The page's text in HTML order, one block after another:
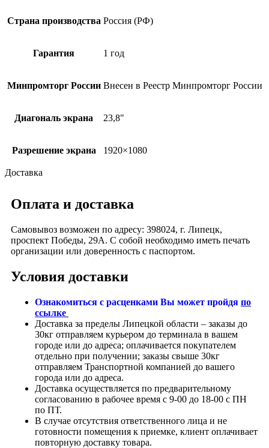
Страна производства Россия (РФ)
Гарантия 1 год
Минпромторг России Внесен в Реестр Минпромторг России
Диагональ экрана 23,8"
Разрешение экрана 1920×1080
Доставка
Оплата и доставка
Самовывоз возможен по адресу: 398024, г. Липецк,
проспект Победы, 29А. С собой необходимо иметь печать
организации или доверенность с паспортом.
Условия доставки
Ознакомиться с расценками Вы может пройдя по
ссылке
Доставка за пределы Липецкой области – заказы до
30кг отправляем курьером до терминала в вашем
городе или до адреса; оплачивается покупателем
отдельно при получении; заказы свыше 30кг
отправляем Транспортной компанией до вашего
города или до адреса.
Доставка осуществляется по предварительному
согласованию в рабочее время с 9-00 до 18-00 с ПН
по ПТ.
В случае отсутствия ответственного лица и не
готовности помещения к приемке, клиент оплачивает
повторную доставку товара.